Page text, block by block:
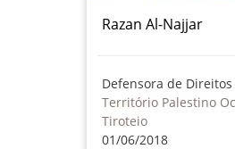
Razan Al-Najjar
Território Palestino
Tiroteio
01/06/2018